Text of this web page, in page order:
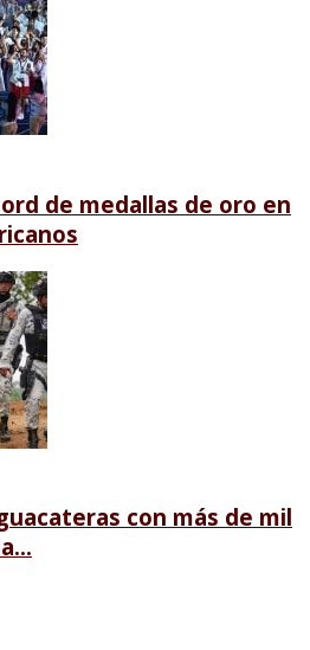
de medallas de oro en
con más de mil